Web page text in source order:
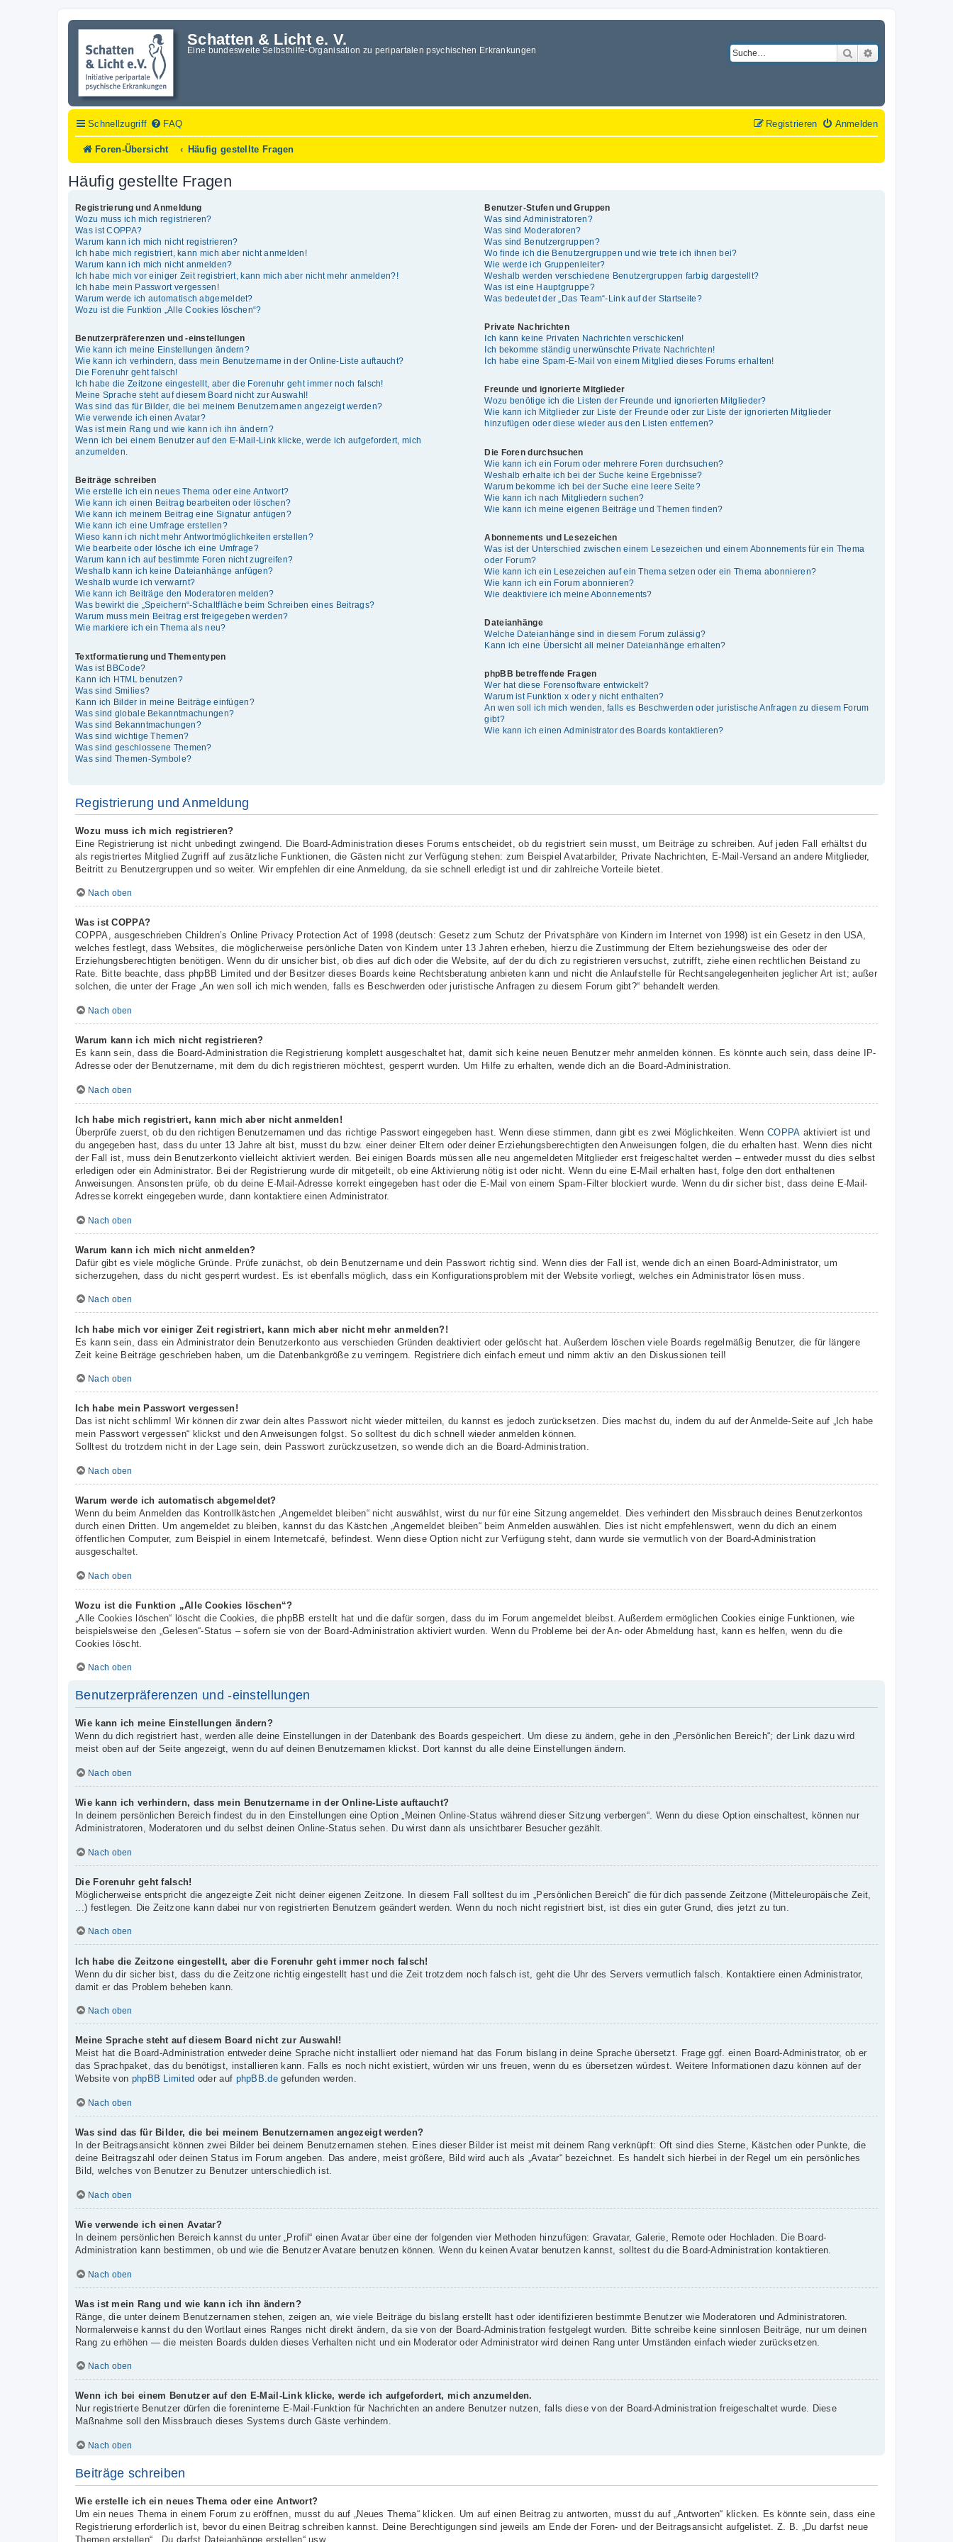
Schatten & Licht e. V.
Eine bundesweite Selbsthilfe-Organisation zu peripartalen psychischen Erkrankungen Suche
Schnellzugriff FAQ Anmelden
Registrieren
Foren-Übersicht Häufig gestellte Fragen
Häufig gestellte Fragen
Registrierung und Anmeldung
Wozu muss ich mich registrieren?
Was ist COPPA?
Warum kann ich mich nicht registrieren?
Ich habe mich registriert, kann mich aber nicht anmelden!
Warum kann ich mich nicht anmelden?
Ich habe mich vor einiger Zeit registriert, kann mich aber nicht mehr anmelden?!
Ich habe mein Passwort vergessen!
Warum werde ich automatisch abgemeldet?
Wozu ist die Funktion „Alle Cookies löschen“?
Benutzerpräferenzen und -einstellungen
Wie kann ich meine Einstellungen ändern?
Wie kann ich verhindern, dass mein Benutzername in der Online-Liste auftaucht?
Die Forenuhr geht falsch!
Ich habe die Zeitzone eingestellt, aber die Forenuhr geht immer noch falsch!
Meine Sprache steht auf diesem Board nicht zur Auswahl!
Was sind das für Bilder, die bei meinem Benutzernamen angezeigt werden?
Wie verwende ich einen Avatar?
Was ist mein Rang und wie kann ich ihn ändern?
Wenn ich bei einem Benutzer auf den E-Mail-Link klicke, werde ich aufgefordert, mich
anzumelden.
Beiträge schreiben
Wie erstelle ich ein neues Thema oder eine Antwort?
Wie kann ich einen Beitrag bearbeiten oder löschen?
Wie kann ich meinem Beitrag eine Signatur anfügen?
Wie kann ich eine Umfrage erstellen?
Wieso kann ich nicht mehr Antwortmöglichkeiten erstellen?
Wie bearbeite oder lösche ich eine Umfrage?
Warum kann ich auf bestimmte Foren nicht zugreifen?
Weshalb kann ich keine Dateianhänge anfügen?
Weshalb wurde ich verwarnt?
Wie kann ich Beiträge den Moderatoren melden?
Was bewirkt die „Speichern“-Schaltfläche beim Schreiben eines Beitrags?
Warum muss mein Beitrag erst freigegeben werden?
Wie markiere ich ein Thema als neu?
Textformatierung und Thementypen
Was ist BBCode?
Kann ich HTML benutzen?
Was sind Smilies?
Kann ich Bilder in meine Beiträge einfügen?
Was sind globale Bekanntmachungen?
Was sind Bekanntmachungen?
Was sind wichtige Themen?
Was sind geschlossene Themen?
Was sind Themen-Symbole?
Benutzer-Stufen und Gruppen
Was sind Administratoren?
Was sind Moderatoren?
Was sind Benutzergruppen?
Wo finde ich die Benutzergruppen und wie trete ich ihnen bei?
Wie werde ich Gruppenleiter?
Weshalb werden verschiedene Benutzergruppen farbig dargestellt?
Was ist eine Hauptgruppe?
Was bedeutet der „Das Team“-Link auf der Startseite?
Private Nachrichten
Ich kann keine Privaten Nachrichten verschicken!
Ich bekomme ständig unerwünschte Private Nachrichten!
Ich habe eine Spam-E-Mail von einem Mitglied dieses Forums erhalten!
Freunde und ignorierte Mitglieder
Wozu benötige ich die Listen der Freunde und ignorierten Mitglieder?
Wie kann ich Mitglieder zur Liste der Freunde oder zur Liste der ignorierten Mitglieder
hinzufügen oder diese wieder aus den Listen entfernen?
Die Foren durchsuchen
Wie kann ich ein Forum oder mehrere Foren durchsuchen?
Weshalb erhalte ich bei der Suche keine Ergebnisse?
Warum bekomme ich bei der Suche eine leere Seite?
Wie kann ich nach Mitgliedern suchen?
Wie kann ich meine eigenen Beiträge und Themen finden?
Abonnements und Lesezeichen
Was ist der Unterschied zwischen einem Lesezeichen und einem Abonnements für ein Thema
oder Forum?
Wie kann ich ein Lesezeichen auf ein Thema setzen oder ein Thema abonnieren?
Wie kann ich ein Forum abonnieren?
Wie deaktiviere ich meine Abonnements?
Dateianhänge
Welche Dateianhänge sind in diesem Forum zulässig?
Kann ich eine Übersicht all meiner Dateianhänge erhalten?
phpBB betreffende Fragen
Wer hat diese Forensoftware entwickelt?
Warum ist Funktion x oder y nicht enthalten?
An wen soll ich mich wenden, falls es Beschwerden oder juristische Anfragen zu diesem Forum
gibt?
Wie kann ich einen Administrator des Boards kontaktieren?
Registrierung und Anmeldung
Wozu muss ich mich registrieren?
Eine Registrierung ist nicht unbedingt zwingend. Die Board-Administration dieses Forums entscheidet, ob du registriert sein musst, um Beiträge zu schreiben. Auf jeden Fall erhältst du
als registriertes Mitglied Zugriff auf zusätzliche Funktionen, die Gästen nicht zur Verfügung stehen: zum Beispiel Avatarbilder, Private Nachrichten, E-Mail-Versand an andere Mitglieder,
Beitritt zu Benutzergruppen und so weiter. Wir empfehlen dir eine Anmeldung, da sie schnell erledigt ist und dir zahlreiche Vorteile bietet.
Nach oben
Was ist COPPA?
COPPA, ausgeschrieben Children’s Online Privacy Protection Act of 1998 (deutsch: Gesetz zum Schutz der Privatsphäre von Kindern im Internet von 1998) ist ein Gesetz in den USA,
welches festlegt, dass Websites, die möglicherweise persönliche Daten von Kindern unter 13 Jahren erheben, hierzu die Zustimmung der Eltern beziehungsweise des oder der
Erziehungsberechtigten benötigen. Wenn du dir unsicher bist, ob dies auf dich oder die Website, auf der du dich zu registrieren versuchst, zutrifft, ziehe einen rechtlichen Beistand zu
Rate. Bitte beachte, dass phpBB Limited und der Besitzer dieses Boards keine Rechtsberatung anbieten kann und nicht die Anlaufstelle für Rechtsangelegenheiten jeglicher Art ist; außer
solchen, die unter der Frage „An wen soll ich mich wenden, falls es Beschwerden oder juristische Anfragen zu diesem Forum gibt?“ behandelt werden.
Nach oben
Warum kann ich mich nicht registrieren?
Es kann sein, dass die Board-Administration die Registrierung komplett ausgeschaltet hat, damit sich keine neuen Benutzer mehr anmelden können. Es könnte auch sein, dass deine IP-
Adresse oder der Benutzername, mit dem du dich registrieren möchtest, gesperrt wurden. Um Hilfe zu erhalten, wende dich an die Board-Administration.
Nach oben
Ich habe mich registriert, kann mich aber nicht anmelden!
Überprüfe zuerst, ob du den richtigen Benutzernamen und das richtige Passwort eingegeben hast. Wenn diese stimmen, dann gibt es zwei Möglichkeiten. Wenn COPPA aktiviert ist und
du angegeben hast, dass du unter 13 Jahre alt bist, musst du bzw. einer deiner Eltern oder deiner Erziehungsberechtigten den Anweisungen folgen, die du erhalten hast. Wenn dies nicht
der Fall ist, muss dein Benutzerkonto vielleicht aktiviert werden. Bei einigen Boards müssen alle neu angemeldeten Mitglieder erst freigeschaltet werden – entweder musst du dies selbst
erledigen oder ein Administrator. Bei der Registrierung wurde dir mitgeteilt, ob eine Aktivierung nötig ist oder nicht. Wenn du eine E-Mail erhalten hast, folge den dort enthaltenen
Anweisungen. Ansonsten prüfe, ob du deine E-Mail-Adresse korrekt eingegeben hast oder die E-Mail von einem Spam-Filter blockiert wurde. Wenn du dir sicher bist, dass deine E-Mail-
Adresse korrekt eingegeben wurde, dann kontaktiere einen Administrator.
Nach oben
Warum kann ich mich nicht anmelden?
Dafür gibt es viele mögliche Gründe. Prüfe zunächst, ob dein Benutzername und dein Passwort richtig sind. Wenn dies der Fall ist, wende dich an einen Board-Administrator, um
sicherzugehen, dass du nicht gesperrt wurdest. Es ist ebenfalls möglich, dass ein Konfigurationsproblem mit der Website vorliegt, welches ein Administrator lösen muss.
Nach oben
Ich habe mich vor einiger Zeit registriert, kann mich aber nicht mehr anmelden?!
Es kann sein, dass ein Administrator dein Benutzerkonto aus verschieden Gründen deaktiviert oder gelöscht hat. Außerdem löschen viele Boards regelmäßig Benutzer, die für längere
Zeit keine Beiträge geschrieben haben, um die Datenbankgröße zu verringern. Registriere dich einfach erneut und nimm aktiv an den Diskussionen teil!
Nach oben
Ich habe mein Passwort vergessen!
Das ist nicht schlimm! Wir können dir zwar dein altes Passwort nicht wieder mitteilen, du kannst es jedoch zurücksetzen. Dies machst du, indem du auf der Anmelde-Seite auf „Ich habe
mein Passwort vergessen“ klickst und den Anweisungen folgst. So solltest du dich schnell wieder anmelden können.
Solltest du trotzdem nicht in der Lage sein, dein Passwort zurückzusetzen, so wende dich an die Board-Administration.
Nach oben
Warum werde ich automatisch abgemeldet?
Wenn du beim Anmelden das Kontrollkästchen „Angemeldet bleiben“ nicht auswählst, wirst du nur für eine Sitzung angemeldet. Dies verhindert den Missbrauch deines Benutzerkontos
durch einen Dritten. Um angemeldet zu bleiben, kannst du das Kästchen „Angemeldet bleiben“ beim Anmelden auswählen. Dies ist nicht empfehlenswert, wenn du dich an einem
öffentlichen Computer, zum Beispiel in einem Internetcafé, befindest. Wenn diese Option nicht zur Verfügung steht, dann wurde sie vermutlich von der Board-Administration
ausgeschaltet.
Nach oben
Wozu ist die Funktion „Alle Cookies löschen“?
„Alle Cookies löschen“ löscht die Cookies, die phpBB erstellt hat und die dafür sorgen, dass du im Forum angemeldet bleibst. Außerdem ermöglichen Cookies einige Funktionen, wie
beispielsweise den „Gelesen“-Status – sofern sie von der Board-Administration aktiviert wurden. Wenn du Probleme bei der An- oder Abmeldung hast, kann es helfen, wenn du die
Cookies löscht.
Nach oben
Benutzerpräferenzen und -einstellungen
Wie kann ich meine Einstellungen ändern?
Wenn du dich registriert hast, werden alle deine Einstellungen in der Datenbank des Boards gespeichert. Um diese zu ändern, gehe in den „Persönlichen Bereich“; der Link dazu wird
meist oben auf der Seite angezeigt, wenn du auf deinen Benutzernamen klickst. Dort kannst du alle deine Einstellungen ändern.
Nach oben
Wie kann ich verhindern, dass mein Benutzername in der Online-Liste auftaucht?
In deinem persönlichen Bereich findest du in den Einstellungen eine Option „Meinen Online-Status während dieser Sitzung verbergen“. Wenn du diese Option einschaltest, können nur
Administratoren, Moderatoren und du selbst deinen Online-Status sehen. Du wirst dann als unsichtbarer Besucher gezählt.
Nach oben
Die Forenuhr geht falsch!
Möglicherweise entspricht die angezeigte Zeit nicht deiner eigenen Zeitzone. In diesem Fall solltest du im „Persönlichen Bereich“ die für dich passende Zeitzone (Mitteleuropäische Zeit,
...) festlegen. Die Zeitzone kann dabei nur von registrierten Benutzern geändert werden. Wenn du noch nicht registriert bist, ist dies ein guter Grund, dies jetzt zu tun.
Nach oben
Ich habe die Zeitzone eingestellt, aber die Forenuhr geht immer noch falsch!
Wenn du dir sicher bist, dass du die Zeitzone richtig eingestellt hast und die Zeit trotzdem noch falsch ist, geht die Uhr des Servers vermutlich falsch. Kontaktiere einen Administrator,
damit er das Problem beheben kann.
Nach oben
Meine Sprache steht auf diesem Board nicht zur Auswahl!
Meist hat die Board-Administration entweder deine Sprache nicht installiert oder niemand hat das Forum bislang in deine Sprache übersetzt. Frage ggf. einen Board-Administrator, ob er
das Sprachpaket, das du benötigst, installieren kann. Falls es noch nicht existiert, würden wir uns freuen, wenn du es übersetzen würdest. Weitere Informationen dazu können auf der
Website von phpBB Limited oder auf phpBB.degefunden werden.
Nach oben
Was sind das für Bilder, die bei meinem Benutzernamen angezeigt werden?
In der Beitragsansicht können zwei Bilder bei deinem Benutzernamen stehen. Eines dieser Bilder ist meist mit deinem Rang verknüpft: Oft sind dies Sterne, Kästchen oder Punkte, die
deine Beitragszahl oder deinen Status im Forum angeben. Das andere, meist größere, Bild wird auch als „Avatar“ bezeichnet. Es handelt sich hierbei in der Regel um ein persönliches
Bild, welches von Benutzer zu Benutzer unterschiedlich ist.
Nach oben
Wie verwende ich einen Avatar?
In deinem persönlichen Bereich kannst du unter „Profil“ einen Avatar über eine der folgenden vier Methoden hinzufügen: Gravatar, Galerie, Remote oder Hochladen. Die Board-
Administration kann bestimmen, ob und wie die Benutzer Avatare benutzen können. Wenn du keinen Avatar benutzen kannst, solltest du die Board-Administration kontaktieren.
Nach oben
Was ist mein Rang und wie kann ich ihn ändern?
Ränge, die unter deinem Benutzernamen stehen, zeigen an, wie viele Beiträge du bislang erstellt hast oder identifizieren bestimmte Benutzer wie Moderatoren und Administratoren.
Normalerweise kannst du den Wortlaut eines Ranges nicht direkt ändern, da sie von der Board-Administration festgelegt wurden. Bitte schreibe keine sinnlosen Beiträge, nur um deinen
Rang zu erhöhen — die meisten Boards dulden dieses Verhalten nicht und ein Moderator oder Administrator wird deinen Rang unter Umständen einfach wieder zurücksetzen.
Nach oben
Wenn ich bei einem Benutzer auf den E-Mail-Link klicke, werde ich aufgefordert, mich anzumelden.
Nur registrierte Benutzer dürfen die foreninterne E-Mail-Funktion für Nachrichten an andere Benutzer nutzen, falls diese von der Board-Administration freigeschaltet wurde. Diese
Maßnahme soll den Missbrauch dieses Systems durch Gäste verhindern.
Nach oben
Beiträge schreiben
Wie erstelle ich ein neues Thema oder eine Antwort?
Um ein neues Thema in einem Forum zu eröffnen, musst du auf „Neues Thema“ klicken. Um auf einen Beitrag zu antworten, musst du auf „Antworten“ klicken. Es könnte sein, dass eine
Registrierung erforderlich ist, bevor du einen Beitrag schreiben kannst. Deine Berechtigungen sind jeweils am Ende der Foren- und der Beitragsansicht aufgelistet. Z. B. „Du darfst neue
Themen erstellen“, „Du darfst Dateianhänge erstellen“ usw.